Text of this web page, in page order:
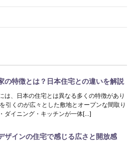
の特徴とは？日本住宅との違いを解説
は、日本の住宅とは異なる多くの特徴があり
引くのが広々とした敷地とオープンな間取り
ダイニング・キッチンが一体[…]
ザインの住宅で感じる広さと開放感